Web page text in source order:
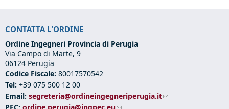
12
13
14
CONTATTA L'ORDINE
Ordine Ingegneri Provincia di Perugia
Via Campo di Marte, 9
06124 Perugia
Codice Fiscale: 80017570542
Tel: +39 075 500 12 00
Email: segreteria@ordineingegneriperugia.it(link sends e-mail)